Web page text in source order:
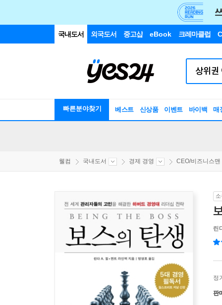
국내도서 외국도서 중고샵 eBook 크레마클럽
빠른분야찾기 베스트 신상품 이벤트 바이백 매
웰컴 국내도서 경제 경영 CEO/비즈니스맨
린
정
판